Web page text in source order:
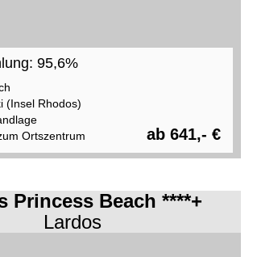
95,6%
(Insel Rhodos)
Ortszentrum
ab 641,- €
Princess Beach ****+
Lardos